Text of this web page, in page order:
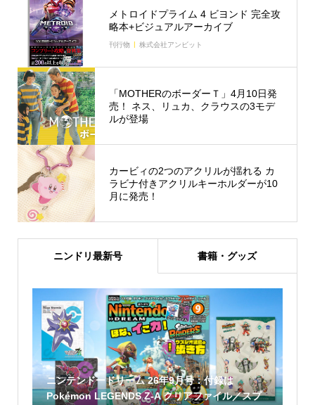
メトロイドプライム 4 ビヨンド 完全攻
略本+ビジュアルアーカイブ
刊行物 株式会社アンビット
「MOTHERのボーダーＴ」4月10日発
売！ ネス、リュカ、クラウスの3モデ
ルが登場
カービィの2つのアクリルが揺れる カ
ラビナ付きアクリルキーホルダーが10
月に発売！
ニンドリ最新号 書籍・グッズ
ニンテンドードリーム 26年9月号：付録は
Pokémon LEGENDS Z-A クリアファイル／スプ